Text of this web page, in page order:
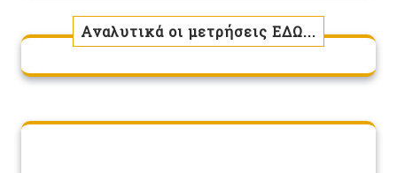
Αναλυτικά οι μετρήσεις ΕΔΩ...